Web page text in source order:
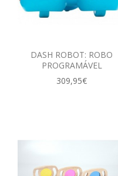
DASH ROBOT: ROBO
PROGRAMÁVEL
309,95€